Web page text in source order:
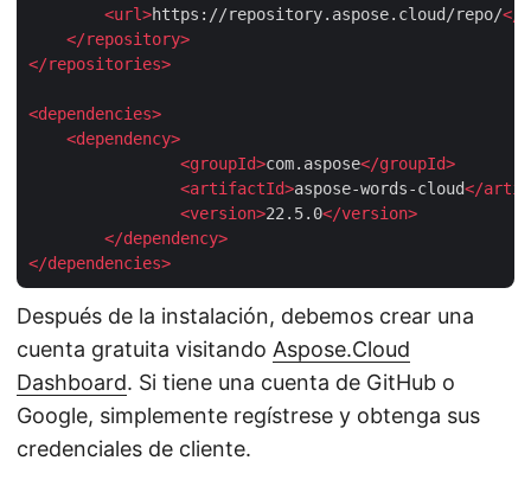
<url>https://repository.aspose.cloud/repo/</
</repository>
</repositories>
<dependencies>
<dependency>
<groupId>com.aspose</groupId>
<artifactId>aspose-words-cloud</
<version>22.5.0</version>
</dependency>
</dependencies>
Después de la instalación, debemos crear una
cuenta gratuita visitando Aspose.Cloud
Dashboard. Si tiene una cuenta de GitHub o
Google, simplemente regístrese y obtenga sus
credenciales de cliente.